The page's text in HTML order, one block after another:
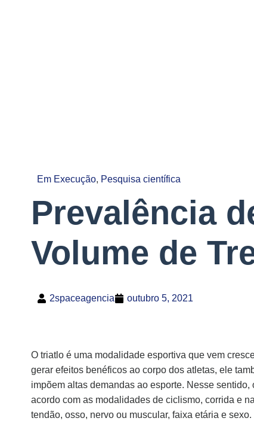
Em Execução, Pesquisa científica
Prevalência
Volume de
2spaceagencia outubro 5, 2021
O triatlo é uma modalidade esportiva que vem
gerar efeitos benéficos ao corpo dos atletas, ele
impõem altas demandas ao esporte. Nesse
acordo com as modalidades de ciclismo, corrida e
tendão, osso, nervo ou muscular, faixa etária e